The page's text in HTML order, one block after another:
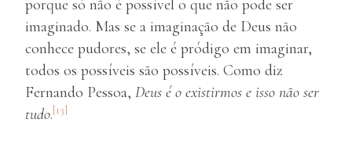
porque só não é possível o que não pode ser
imaginado. Mas se a imaginação de Deus não
conhece pudores, se ele é pródigo em imaginar,
todos os possíveis são possíveis. Como diz
Fernando Pessoa, Deus é o existirmos e isso não ser
tudo.[13]